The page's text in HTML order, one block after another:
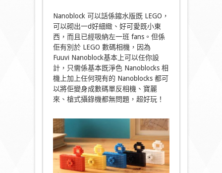
Nanoblock 可以話係鏥水版既 LEGO，
可以砌出一d好細緻、好可愛既小東
西，而且已經吸納左一班 fans。但係
佢有別於 LEGO 數碼相機，因為
Fuuvi Nanoblock基本上可以任你設
計，只需係基本既淨色 Nanoblocks 相
機上加上任何現有的 Nanoblocks 都可
以將佢變身成數碼單反相機、寶麗
來、槍式攝錄機都無問題，超好玩！